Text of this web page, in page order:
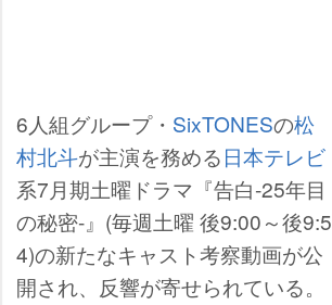
6人組グループ・ SixTONESの松
村北斗が主演を務める日本テレビ
系7月期土曜ドラマ『告白-25年目
の秘密-』(毎週土曜 後9:00～後9:5
4)の新たなキャスト考察動画が公
開され、反響が寄せられている。